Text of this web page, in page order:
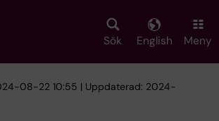
Sök English Meny
08-22 10:55 | Uppdaterad: 2024-